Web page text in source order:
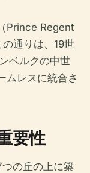
Prince Regent
通りは、19世
ベルクの中世
ムレスに統合さ
要性
つの丘の上に築